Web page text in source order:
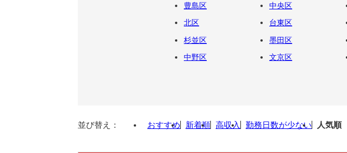
豊島区
中央区
北区
台東区
杉並区
墨田区
中野区
文京区
並び替え： おすすめ 新着順 高収入 勤務日数が少ない 人気順